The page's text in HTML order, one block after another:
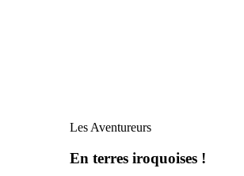
Les Aventureurs
En terres iroquoises !